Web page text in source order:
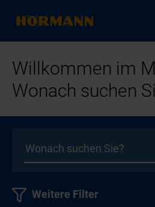
Willkommen im
Wonach suchen
Weitere Filter